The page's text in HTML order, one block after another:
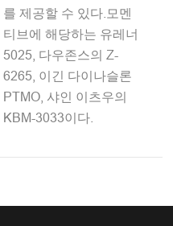
를 제공할 수 있다.모멘
티브에 해당하는 유레너
5025, 다우존스의 Z-
6265, 이긴 다이나슬론
PTMO, 샤인 이츠우의
KBM-3033이다.